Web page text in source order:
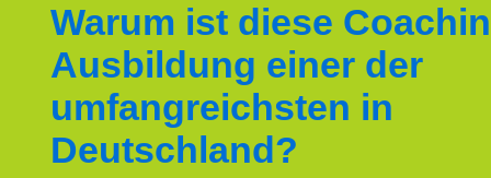
Warum ist diese
Ausbildung einer der
umfangreichsten in
Deutschland?